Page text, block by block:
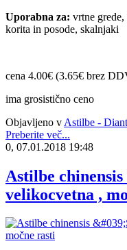
Uporabna za: vrtne
korita in posode, skalnjaki
cena 4.00€ (3.65€ brez
ima grosistično ceno
Objavljeno v Astilbe -
Preberite več...
0, 07.01.2018 19:48
Astilbe
velikocvetna ,